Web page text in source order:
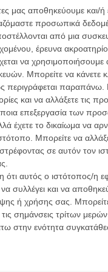
μας αποθηκεύουμε
προσωπικά
από μια
έρευνα
να
Μπορείτε να κάνετε
περιγράφεται παραπάνω.
και να αλλάξετε τις
επεξεργασία των
έχετε το δικαίωμα να
Μπορείτε να
σε αυτόν τον
αυτός ο ιστότοπος/η
συλλέγει και να
ή χρήσης σας.
σημάνσεις τρίτων
στην ενότητα
Dark Knight Rises»;
οι αριθμοί!
που τα έβαλε με
σπίτι σας!
ΤΗWACK! και